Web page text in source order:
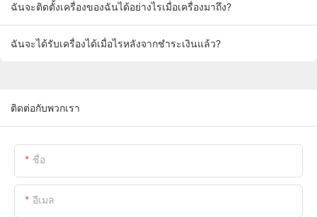
ฉันจะติดตั้งเครื่องของฉันได้อย่างไรเมื่อเครื่องมาถึง?
ฉันจะได้รับเครื่องได้เมื่อไรหลังจากชำระเงินแล้ว?
ติดต่อกับพวกเรา
ชื่อ
อีเมล